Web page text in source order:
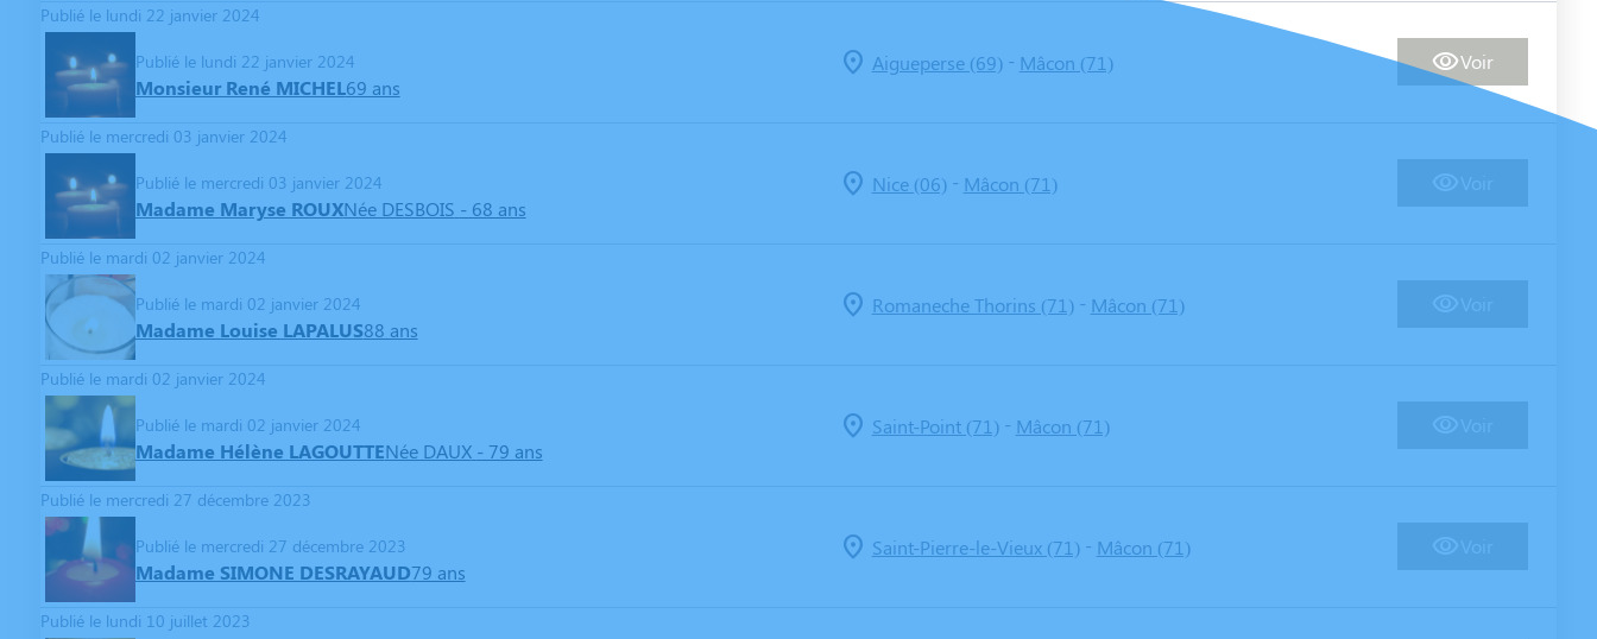
Publié le lundi 22 janvier 2024
Publié le lundi 22 janvier 2024
Monsieur René MICHEL69 ans
Aigueperse (69)- Mâcon (71) Voir
Publié le mercredi 03 janvier 2024
Publié le mercredi 03 janvier 2024
Madame Maryse ROUXNée DESBOIS - 68 ans
Nice (06)- Mâcon (71)
Publié le mardi 02 janvier 2024
Publié le mardi 02 janvier 2024
Madame Louise LAPALUS88 ans
Romaneche Thorins (71)- Mâcon (71)
Publié le mardi 02 janvier 2024
Publié le mardi 02 janvier 2024
Madame Hélène LAGOUTTENée DAUX - 79 ans
Saint-Point (71)- Mâcon (71)
Publié le mercredi 27 décembre 2023
Publié le mercredi 27 décembre 2023
Madame SIMONE DESRAYAUD79 ans
Saint-Pierre-le-Vieux (71)- Mâcon (71)
Publié le lundi 10 juillet 2023